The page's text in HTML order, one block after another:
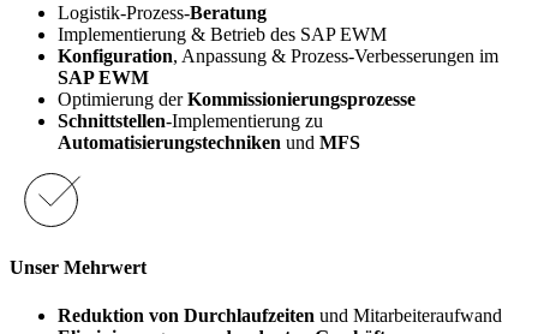
Logistik-Prozess-Beratung
Implementierung & Betrieb des SAP EWM
Konfiguration, Anpassung & Prozess-Verbesserungen im
SAP EWM
Optimierung derKommissionierungsprozesse
Schnittstellen-Implementierung zu
Automatisierungstechniken und MFS
Unser Mehrwert
Reduktion von Durchlaufzeiten und Mitarbeiteraufwand